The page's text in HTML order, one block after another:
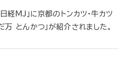
MJ」に京都のトンカツ・牛カツ
万 とんかつ」が紹介されました。